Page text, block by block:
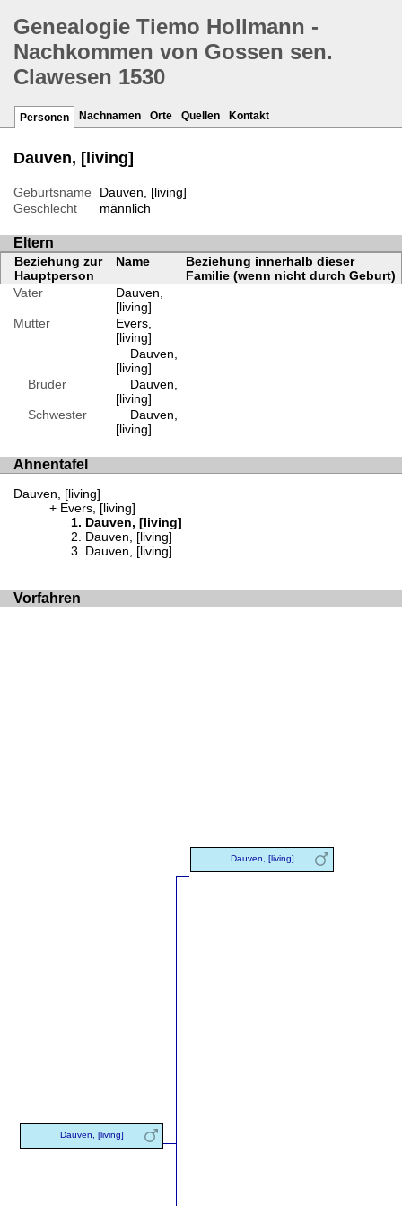
Genealogie Tiemo Hollmann -
Nachkommen von Gossen sen.
Clawesen 1530
Personen Nachnamen Orte Quellen Kontakt
Dauven, [living]
Geburtsname
Dauven, [living]
Geschlecht
männlich
Eltern
Beziehung zur
Hauptperson
Name
Beziehung innerhalb dieser
Familie (wenn nicht durch Geburt)
Vater
Dauven,
[living]
Mutter
Evers,
[living]
Dauven,
[living]
Bruder
Dauven,
[living]
Schwester
Dauven,
[living]
Ahnentafel
Dauven, [living]
Evers, [living]
Dauven, [living]
Dauven, [living]
Dauven, [living]
Vorfahren
Dauven, [living]
Dauven, [living]